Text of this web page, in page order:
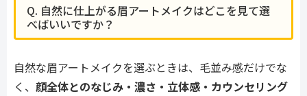
Q. 自然に仕上がる眉アートメイクはどこを見て選
べばいいですか？
自然な眉アートメイクを選ぶときは、毛並み感だけでな
く、 顔全体とのなじみ・濃さ・立体感・カウンセリング